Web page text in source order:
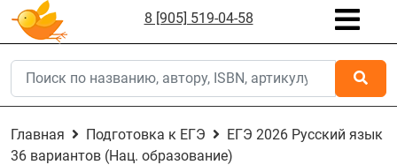
8 [905] 519-04-58
Главная Подготовка к ЕГЭ
ЕГЭ 2026 Русский язык
36 вариантов (Нац. образование)